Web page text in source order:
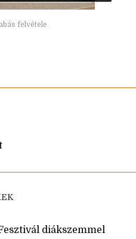
felvétele
diákszemmel